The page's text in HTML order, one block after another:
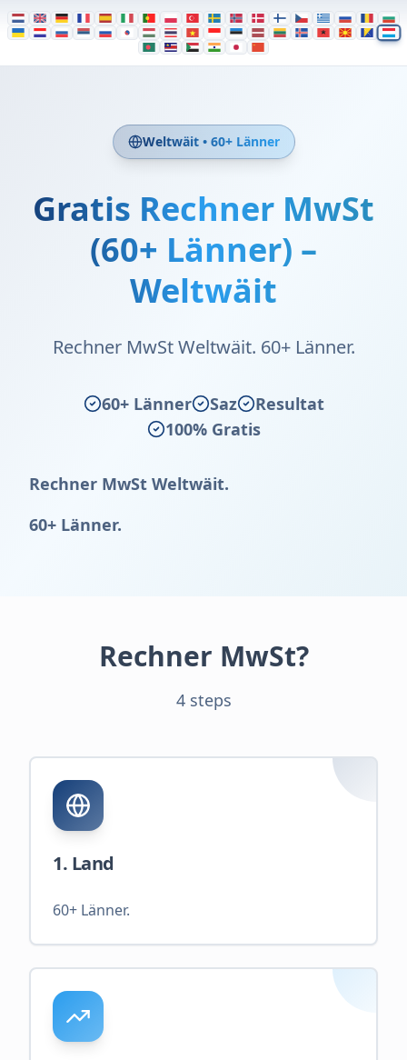
Weltwäit • 60+ Länner
Gratis Rechner MwSt
(60+ Länner) –
Weltwäit
Rechner MwSt Weltwäit. 60+ Länner.
60+ Länner Saz
Resultat
100% Gratis
Rechner MwSt Weltwäit.
60+ Länner.
Rechner MwSt?
4 steps
1. Land
60+ Länner.